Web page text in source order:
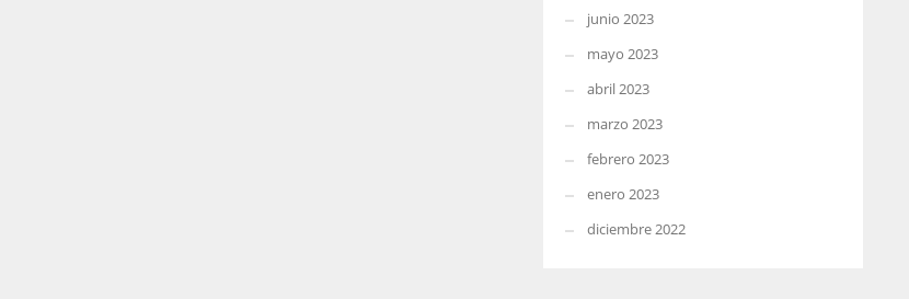
junio 2023
mayo 2023
abril 2023
marzo 2023
febrero 2023
enero 2023
diciembre 2022